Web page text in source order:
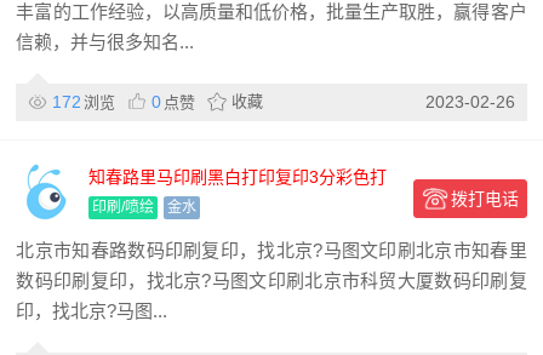
丰富的工作经验，以高质量和低价格，批量生产取胜，赢得客户
信赖，并与很多知名...
172 浏览 0 点赞 收藏 2023-02-26
知春路里马印刷黑白打印复印3分彩色打
印复印5毛起
印刷/喷绘 金水 拨打电话
北京市知春路数码印刷复印，找北京?马图文印刷北京市知春里
数码印刷复印，找北京?马图文印刷北京市科贸大厦数码印刷复
印，找北京?马图...